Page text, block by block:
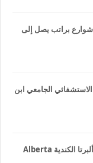
عامل نظافة شوارع براتب يصل إلى
بالمركز الاستشفائي الجامعي ابن
استمارة الهجرة الجديدة بمقاطعة ألبرتا الكندية Alberta